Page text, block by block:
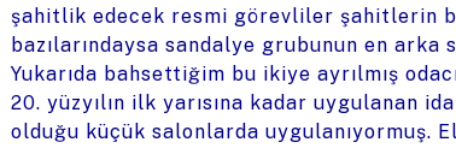
şahitlik edecek resmi görevliler şahitlerin
bazılarındaysa sandalye grubunun en arka
Yukarıda bahsettiğim bu ikiye ayrılmış
20. yüzyılın ilk yarısına kadar uygulanan
olduğu küçük salonlarda uygulanıyormuş.